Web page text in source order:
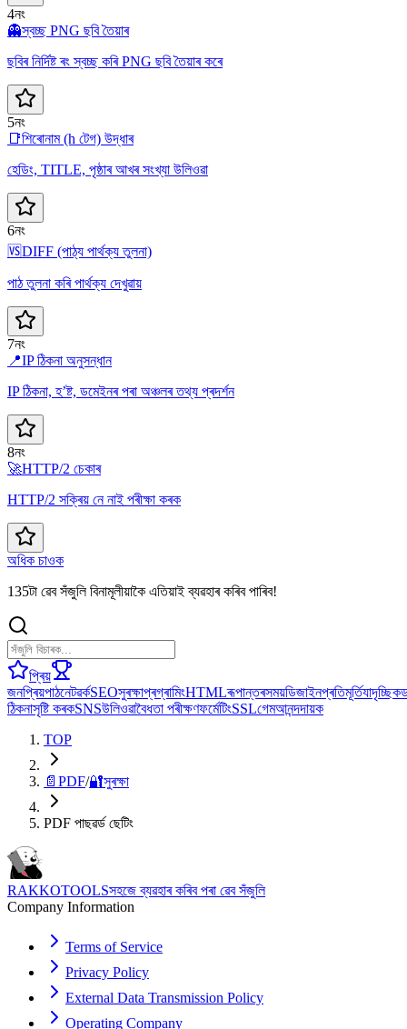
4নং
👻স্বচ্ছ PNG ছবি তৈয়াৰ
ছবিৰ নিৰ্দিষ্ট ৰং স্বচ্ছ কৰি PNG ছবি তৈয়াৰ কৰে
5নং
📑শিৰোনাম (h টেগ) উদ্ধাৰ
হেডিং, TITLE, পৃষ্ঠাৰ আখৰ সংখ্যা উলিওৱা
6নং
🆚DIFF (পাঠ্য পাৰ্থক্য তুলনা)
পাঠ তুলনা কৰি পাৰ্থক্য দেখুৱায়
7নং
📍IP ঠিকনা অনুসন্ধান
IP ঠিকনা, হ’ষ্ট, ডমেইনৰ পৰা অঞ্চলৰ তথ্য প্ৰদৰ্শন
8নং
🚀HTTP/2 চেকাৰ
HTTP/2 সক্ৰিয় নে নাই পৰীক্ষা কৰক
অধিক চাওক
135টা ৱেব সঁজুলি বিনামূলীয়াকৈ এতিয়াই ব্যৱহাৰ কৰিব পাৰিব!
প্ৰিয়
জনপ্ৰিয়পাঠনেটৱৰ্কSEOসুৰক্ষাপ্ৰগ্ৰামিংHTMLৰূপান্তৰসময়ডিজাইনপ্ৰতিমূৰ্তিযাদৃচ্ছিক
ঠিকনাসৃষ্টি কৰকSNSউলিওৱাবৈধতা পৰীক্ষণফৰ্মেটিংSSLগেমআনন্দদায়ক
TOP
📄 PDF/🔐সুৰক্ষা
PDF পাছৱৰ্ড ছেটিং
RAKKOTOOLSসহজে ব্যৱহাৰ কৰিব পৰা ৱেব সঁজুলি
Company Information
Terms of Service
Privacy Policy
External Data Transmission Policy
Operating Company